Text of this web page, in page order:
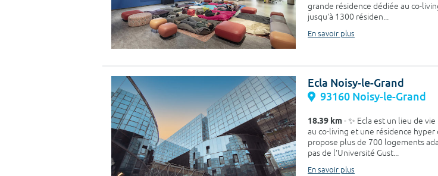
grande résidence dédiée au co-
jusqu'à 1300 résiden...
En savoir plus
Ecla Noisy-le-Grand
93160 Noisy-le-Grand
18.39 km- ✨ Ecla est un lieu de
au co-living et une résidence
propose plus de 700 logements
pas de l'Université Gust...
En savoir plus